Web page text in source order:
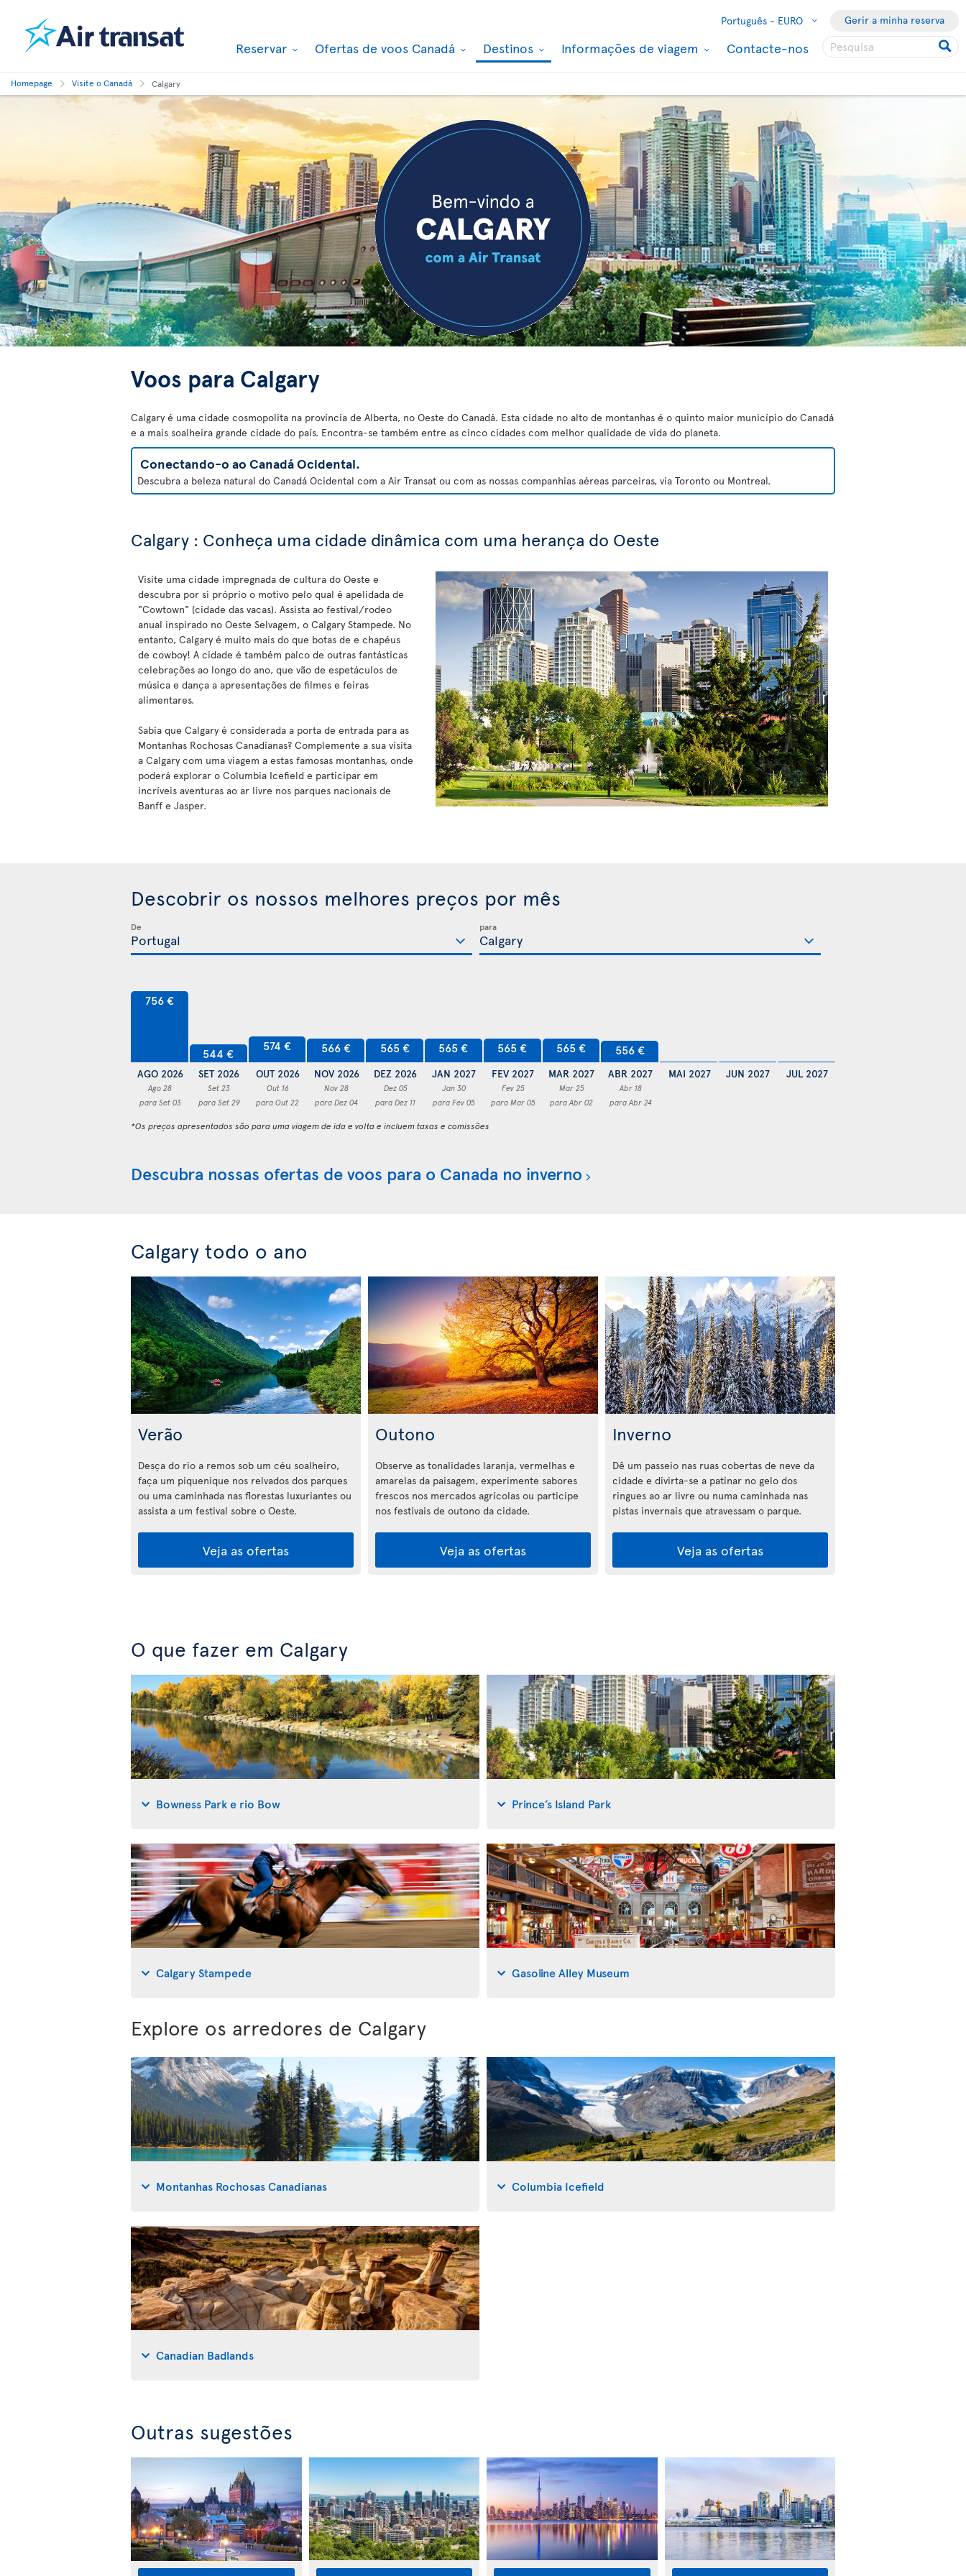
Português - EURO Gerir a minha reserva
Reservar Ofertas de voos Canadá Destinos Informações de viagem Contacte-nos
Homepage Visite o Canadá Calgary
Voos para Calgary
Calgary é uma cidade cosmopolita na província de Alberta, no Oeste do Canadá. Esta cidade no alto de montanhas é o quinto maior município do Canadá
e a mais soalheira grande cidade do país. Encontra-se também entre as cinco cidades com melhor qualidade de vida do planeta.
Conectando-o ao Canadá Ocidental.
Descubra a beleza natural do Canadá Ocidental com a Air Transat ou com as nossas companhias aéreas parceiras, via Toronto ou Montreal.
Calgary : Conheça uma cidade dinâmica com uma herança do Oeste
Visite uma cidade impregnada de cultura do Oeste e
descubra por si próprio o motivo pelo qual é apelidada de
"Cowtown" (cidade das vacas). Assista ao festival/rodeo
anual inspirado no Oeste Selvagem, o Calgary Stampede. No
entanto, Calgary é muito mais do que botas de e chapéus
de cowboy! A cidade é também palco de outras fantásticas
celebrações ao longo do ano, que vão de espetáculos de
música e dança a apresentações de filmes e feiras
alimentares.
Sabia que Calgary é considerada a porta de entrada para as
Montanhas Rochosas Canadianas? Complemente a sua visita
a Calgary com uma viagem a estas famosas montanhas, onde
poderá explorar o Columbia Icefield e participar em
incríveis aventuras ao ar livre nos parques nacionais de
Banff e Jasper.
Descobrir os nossos melhores preços por mês
De para
756 €
AGO 2026
Ago 28
para Set 03
544 €
SET 2026
Set 23
para Set 29
574 €
OUT 2026
Out 16
para Out 22
566 €
NOV 2026
Nov 28
para Dez 04
565 €
DEZ 2026
Dez 05
para Dez 11
565 €
JAN 2027
Jan 30
para Fev 05
565 €
FEV 2027
Fev 25
para Mar 05
565 €
MAR 2027
Mar 25
para Abr 02
556 €
ABR 2027
Abr 18
para Abr 24
MAI 2027 JUN 2027 JUL 2027
*Os preços apresentados são para uma viagem de ida e volta e incluem taxas e comissões
Descubra nossas ofertas de voos para o Canada no inverno
Calgary todo o ano
Verão
Desça do rio a remos sob um céu soalheiro,
faça um piquenique nos relvados dos parques
ou uma caminhada nas florestas luxuriantes ou
assista a um festival sobre o Oeste.
Veja as ofertas
Outono
Observe as tonalidades laranja, vermelhas e
amarelas da paisagem, experimente sabores
frescos nos mercados agrícolas ou participe
nos festivais de outono da cidade.
Veja as ofertas
Inverno
Dê um passeio nas ruas cobertas de neve da
cidade e divirta-se a patinar no gelo dos
ringues ao ar livre ou numa caminhada nas
pistas invernais que atravessam o parque.
Veja as ofertas
O que fazer em Calgary
Bowness Park e rio Bow Prince’s Island Park
Calgary Stampede Gasoline Alley Museum
Explore os arredores de Calgary
Montanhas Rochosas Canadianas Columbia Icefield
Canadian Badlands
Outras sugestões